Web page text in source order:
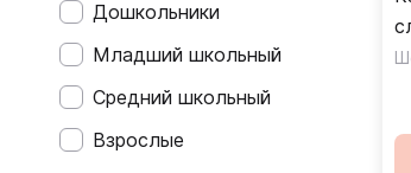
Intermedio (B1)
Intermedio Superiore (B2)
Avanzato (C1)
Introductif (A1)
Дошкольники
Младший школьный
Средний школьный
Взрослые